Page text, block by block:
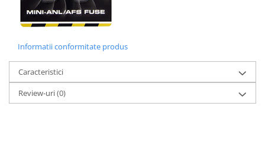
Informatii conformitate produs
Caracteristici
Review-uri(0)